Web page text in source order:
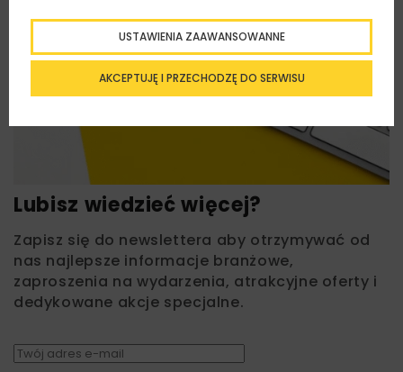
Lubisz wiedzieć więcej?
Zapisz się do newslettera aby otrzymywać od
nas najlepsze informacje branżowe,
zaproszenia na wydarzenia, atrakcyjne oferty i
dedykowane akcje specjalne.
AKCEPTUJĘ I PRZECHODZĘ DO SERWISU
USTAWIENIA ZAAWANSOWANNE